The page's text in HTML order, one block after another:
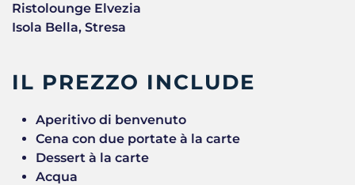
Ristolounge Elvezia
Isola Bella, Stresa
IL PREZZO INCLUDE
Aperitivo di benvenuto
Cena con due portate à la carte
Dessert à la carte
Acqua